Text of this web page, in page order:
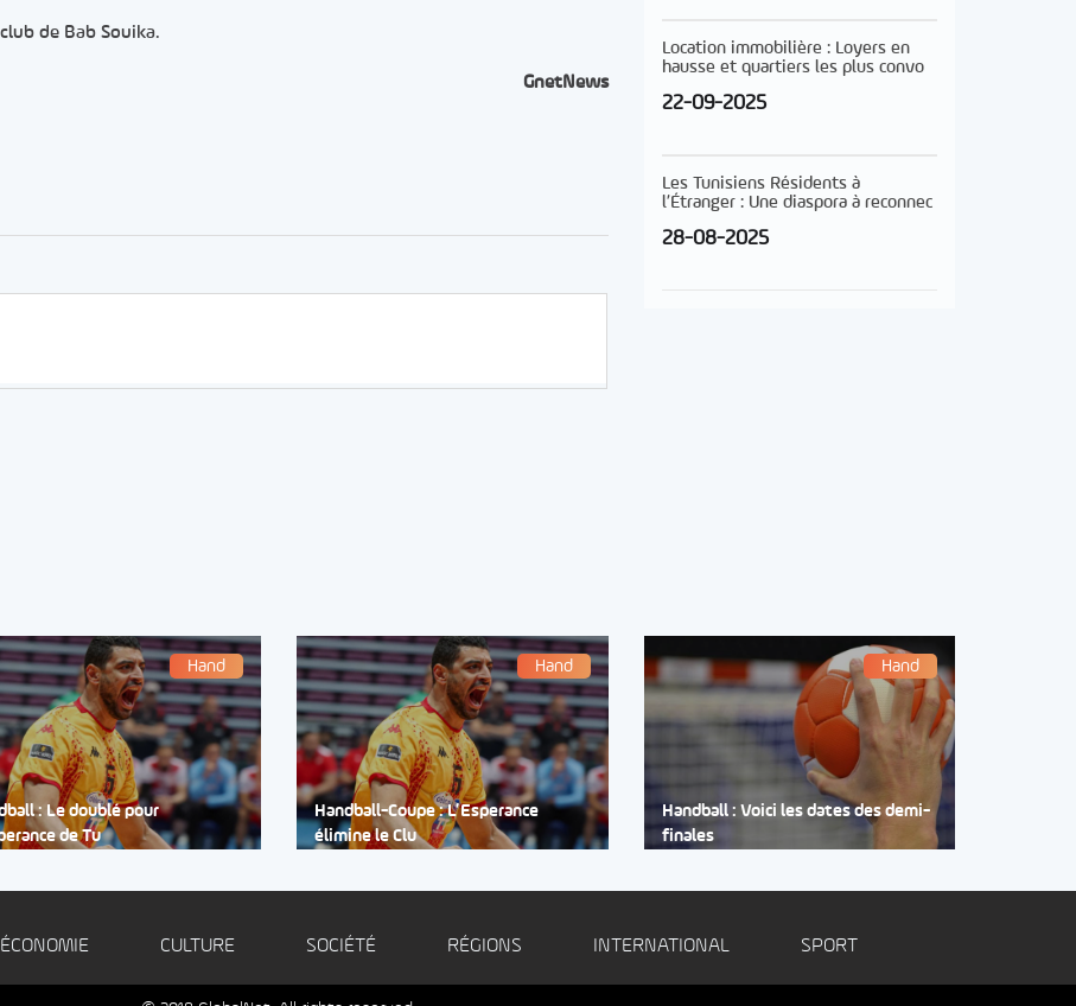
de Bab Souika.
GnetNews
Location immobilière : Loyers en
hausse et quartiers les plus convo
22-09-2025
Les Tunisiens Résidents à
l’Étranger : Une diaspora à reconnec
28-08-2025
Hand
: Le doublé pour
de Tu
Hand
Handball-Coupe : L’Esperance
élimine le Clu
Hand
Handball : Voici les dates des demi-
finales
ÉCONOMIE CULTURE SOCIÉTÉ RÉGIONS INTERNATIONAL SPORT